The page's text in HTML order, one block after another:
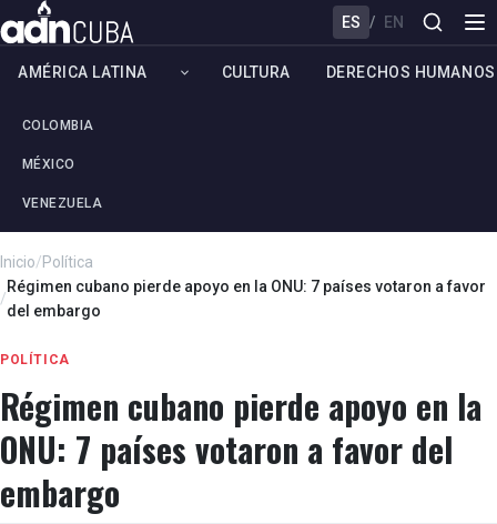
ES / EN
AMÉRICA LATINA
COLOMBIA
MÉXICO
VENEZUELA
CULTURA DERECHOS HUMANOS
Inicio/Política
/
Régimen cubano pierde apoyo en la ONU: 7 países votaron a favor
del embargo
POLÍTICA
Régimen cubano pierde apoyo en la
ONU: 7 países votaron a favor del
embargo